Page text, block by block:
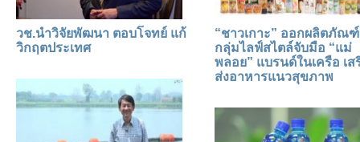
วช.นำวิจัยพัฒนา ตอบโจทย์ แก้
วิกฤตประเทศ
“ชาวเกาะ” ออกผลิตภัณ
กลุ่มไลฟ์สไตล์จับมือ “แม่
พลอย” แบรนด์ในเครือ เ
ส่งอาหารแนวสุขภาพ